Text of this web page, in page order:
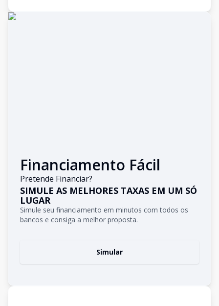
Financiamento Fácil
Pretende Financiar?
SIMULE AS MELHORES TAXAS EM UM SÓ
LUGAR
Simule seu financiamento em minutos com todos os
bancos e consiga a melhor proposta.
Simular